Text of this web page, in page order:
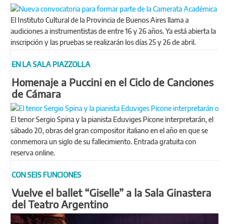
El Instituto Cultural de la Provincia de Buenos Aires llama a
audiciones a instrumentistas de entre 16 y 26 años. Ya está abierta la
inscripción y las pruebas se realizarán los días 25 y 26 de abril.
EN LA SALA PIAZZOLLA
Homenaje a Puccini en el Ciclo de Canciones
de Cámara
El tenor Sergio Spina y la pianista Eduviges Picone interpretarán, el
sábado 20, obras del gran compositor italiano en el año en que se
conmemora un siglo de su fallecimiento. Entrada gratuita con
reserva online.
CON SEIS FUNCIONES
Vuelve el ballet “Giselle” a la Sala Ginastera
del Teatro Argentino